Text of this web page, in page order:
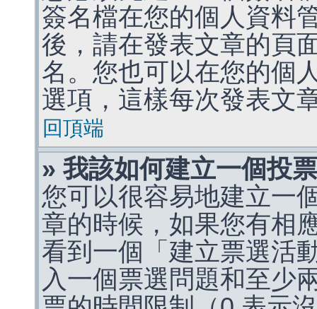
簽名檔在您的個人資料
後，請在發表文章的頁
名。您也可以在您的個
選項，這樣每次發表文
回頂端
» 我該如何建立一個投
您可以很容易地建立一
章的時候，如果您有相
看到一個「建立票選活
入一個票選問題和至少